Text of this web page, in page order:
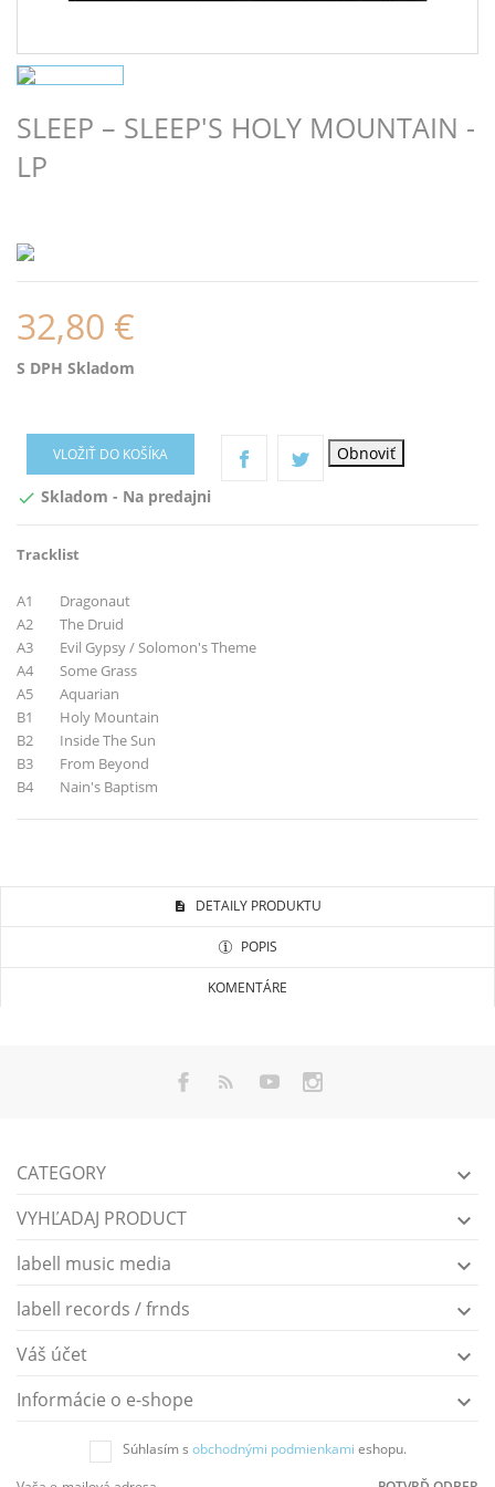
SLEEP – SLEEP'S HOLY MOUNTAIN -
LP
32,80 €
S DPH Skladom
VLOŽIŤ DO KOŠÍKA
 Skladom - Na predajni
Tracklist
A1 Dragonaut
A2 The Druid
A3 Evil Gypsy / Solomon's Theme
A4 Some Grass
A5 Aquarian
B1 Holy Mountain
B2 Inside The Sun
B3 From Beyond
B4 Nain's Baptism
DETAILY PRODUKTU
POPIS
KOMENTÁRE
CATEGORY 
VYHĽADAJ PRODUCT 
labell music media 
labell records / frnds 
Váš účet 
Informácie o e-shope 
Súhlasím s obchodnými podmienkami eshopu.